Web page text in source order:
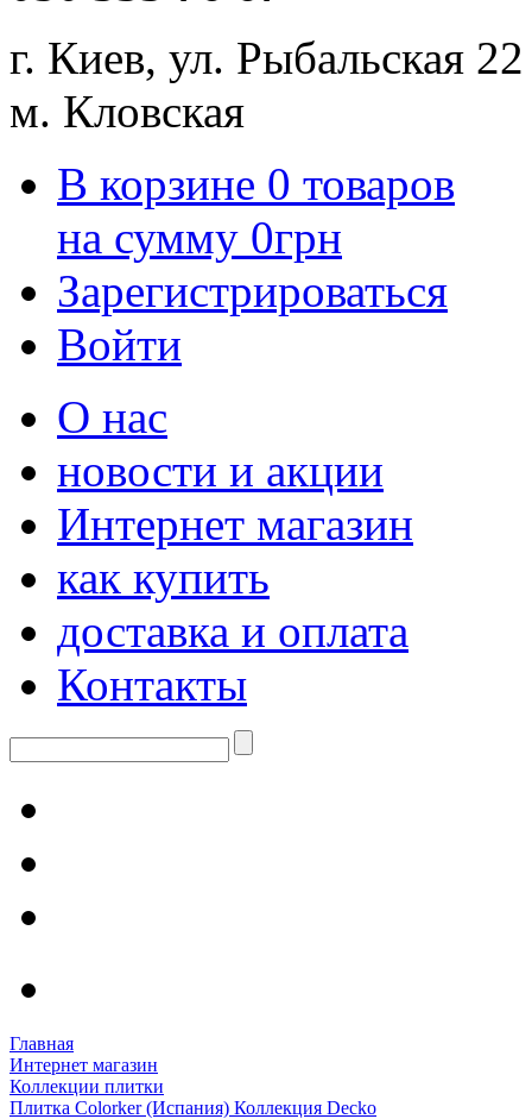
г. Киев, ул. Рыбальская 22
м. Кловская
В корзине 0 товаров
на сумму 0грн
Зарегистрироваться
Войти
О нас
новости и акции
Интернет магазин
как купить
доставка и оплата
Контакты
Главная
Интернет магазин
Коллекции плитки
Плитка Colorker (Испания) Коллекция Decko